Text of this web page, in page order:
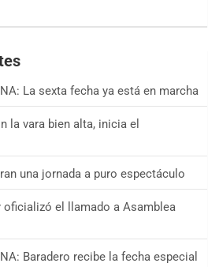
La sexta fecha ya está en marcha
la vara bien alta, inicia el
una jornada a puro espectáculo
oficializó el llamado a Asamblea
Baradero recibe la fecha especial